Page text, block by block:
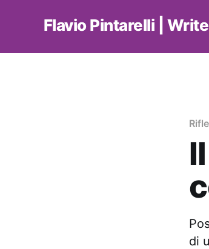
Flavio Pintarelli |
di